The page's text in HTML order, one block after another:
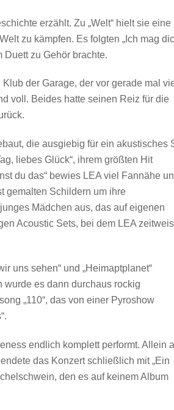
erzählt. Zu „Welt“ hielt sie eine
zu kämpfen. Es folgten „Ich mag
Duett zu Gehör brachte.
der Garage, der vor gerade mal
voll. Beides hatte seinen Reiz für die
die ausgiebig für ein akustisches
liebes Glück“, ihrem größten Hit
du das“ bewies LEA viel Fannähe
gemalten Schildern um ihre
Mädchen aus, das auf eigenen
Acoustic Sets, bei dem LEA
uns sehen“ und „Heimaptplanet“
es dann durchaus rockig
„110“, das von einer Pyroshow
endlich komplett performt. Allein
das Konzert schließlich mit „Ein
den es auf keinem Album